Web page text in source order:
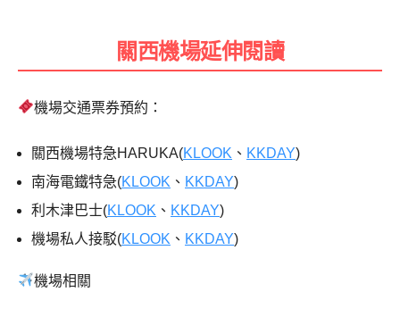
關西機場延伸閱讀
機場交通票券預約：
關西機場特急HARUKA(KLOOK 、 KKDAY)
南海電鐵特急(KLOOK 、 KKDAY)
利木津巴士(KLOOK 、 KKDAY)
機場私人接駁(KLOOK 、 KKDAY)
機場相關